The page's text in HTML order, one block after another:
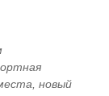
новый